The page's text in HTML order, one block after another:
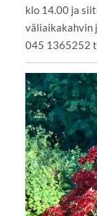
klo 14.00 ja
väliaikakahvin
045 1365252